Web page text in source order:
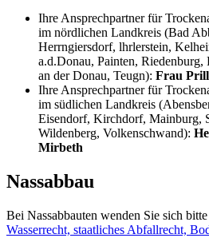
Ihre Ansprechpartner für
im nördlichen Landkreis (Bad
Herrngiersdorf, lhrlerstein,
a.d.Donau, Painten,
an der Donau, Teugn): Frau
Ihre Ansprechpartner für
im südlichen Landkreis
Eisendorf, Kirchdorf, Mainburg,
Wildenberg, Volkenschwand):
Mirbeth
Nassabbau
Bei Nassabbauten wenden Sie sich bitte
Wasserrecht, staatliches Abfallrecht,